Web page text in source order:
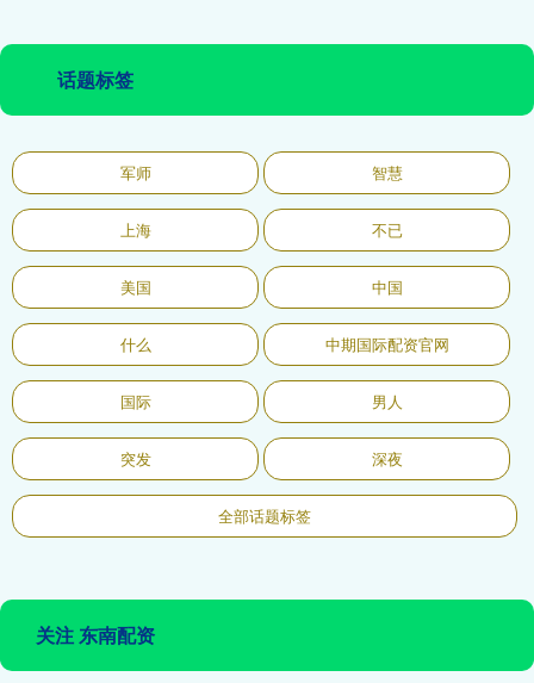
话题标签
军师 智慧
上海 不已
美国 中国
什么 中期国际配资官网
国际 男人
突发 深夜
全部话题标签
关注 东南配资